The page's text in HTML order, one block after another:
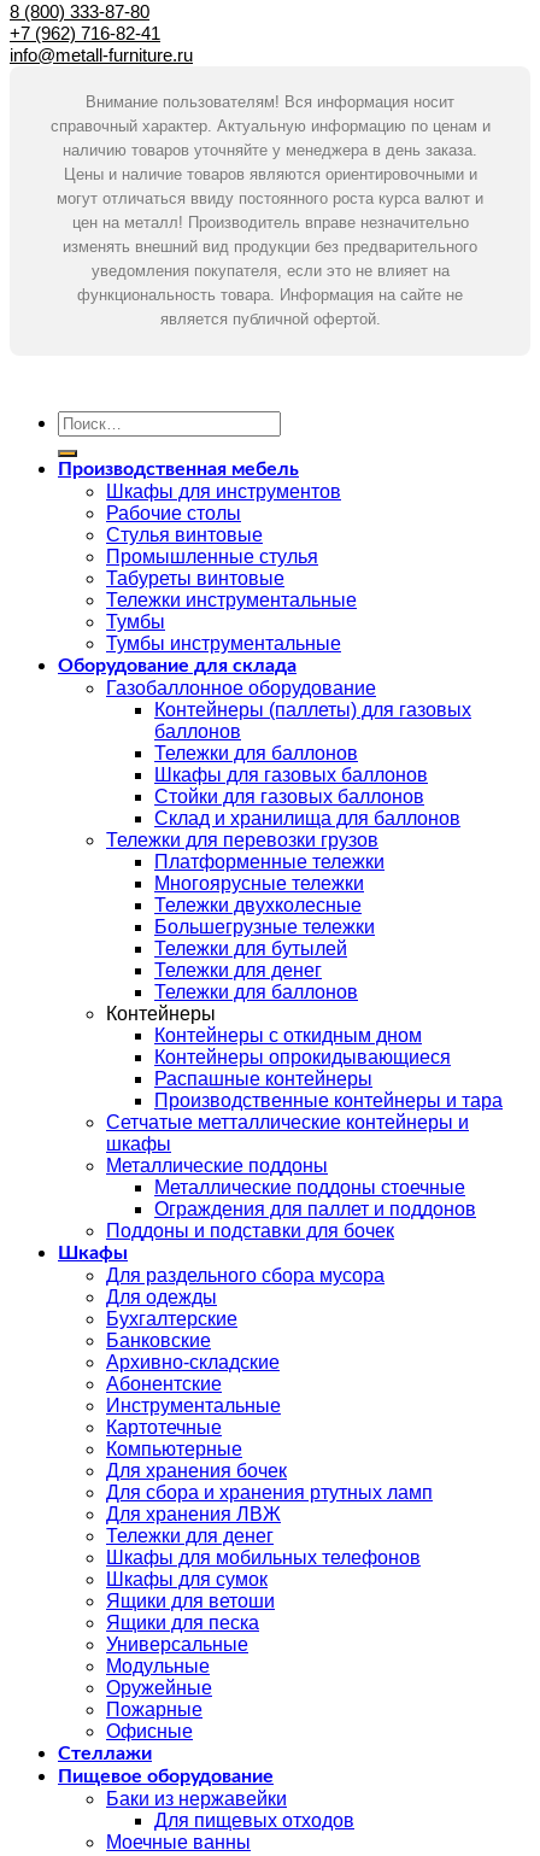
8 (800) 333-87-80
+7 (962) 716-82-41
info@metall-furniture.ru
Внимание пользователям! Вся информация носит
справочный характер. Актуальную информацию по ценам и
наличию товаров уточняйте у менеджера в день заказа.
Цены и наличие товаров являются ориентировочными и
могут отличаться ввиду постоянного роста курса валют и
цен на металл! Производитель вправе незначительно
изменять внешний вид продукции без предварительного
уведомления покупателя, если это не влияет на
функциональность товара. Информация на сайте не
является публичной офертой.
Искать:
Производственная мебель
Шкафы для инструментов
Рабочие столы
Стулья винтовые
Промышленные стулья
Табуреты винтовые
Тележки инструментальные
Тумбы
Тумбы инструментальные
Оборудование для склада
Газобаллонное оборудование
Контейнеры (паллеты) для газовых
баллонов
Тележки для баллонов
Шкафы для газовых баллонов
Стойки для газовых баллонов
Склад и хранилища для баллонов
Тележки для перевозки грузов
Платформенные тележки
Многоярусные тележки
Тележки двухколесные
Большегрузные тележки
Тележки для бутылей
Тележки для денег
Тележки для баллонов
Контейнеры
Контейнеры с откидным дном
Контейнеры опрокидывающиеся
Распашные контейнеры
Производственные контейнеры и тара
Сетчатые метталлические контейнеры и
шкафы
Металлические поддоны
Металлические поддоны стоечные
Ограждения для паллет и поддонов
Поддоны и подставки для бочек
Шкафы
Для раздельного сбора мусора
Для одежды
Бухгалтерские
Банковские
Архивно-складские
Абонентские
Инструментальные
Картотечные
Компьютерные
Для хранения бочек
Для сбора и хранения ртутных ламп
Для хранения ЛВЖ
Тележки для денег
Шкафы для мобильных телефонов
Шкафы для сумок
Ящики для ветоши
Ящики для песка
Универсальные
Модульные
Оружейные
Пожарные
Офисные
Стеллажи
Пищевое оборудование
Баки из нержавейки
Для пищевых отходов
Моечные ванны